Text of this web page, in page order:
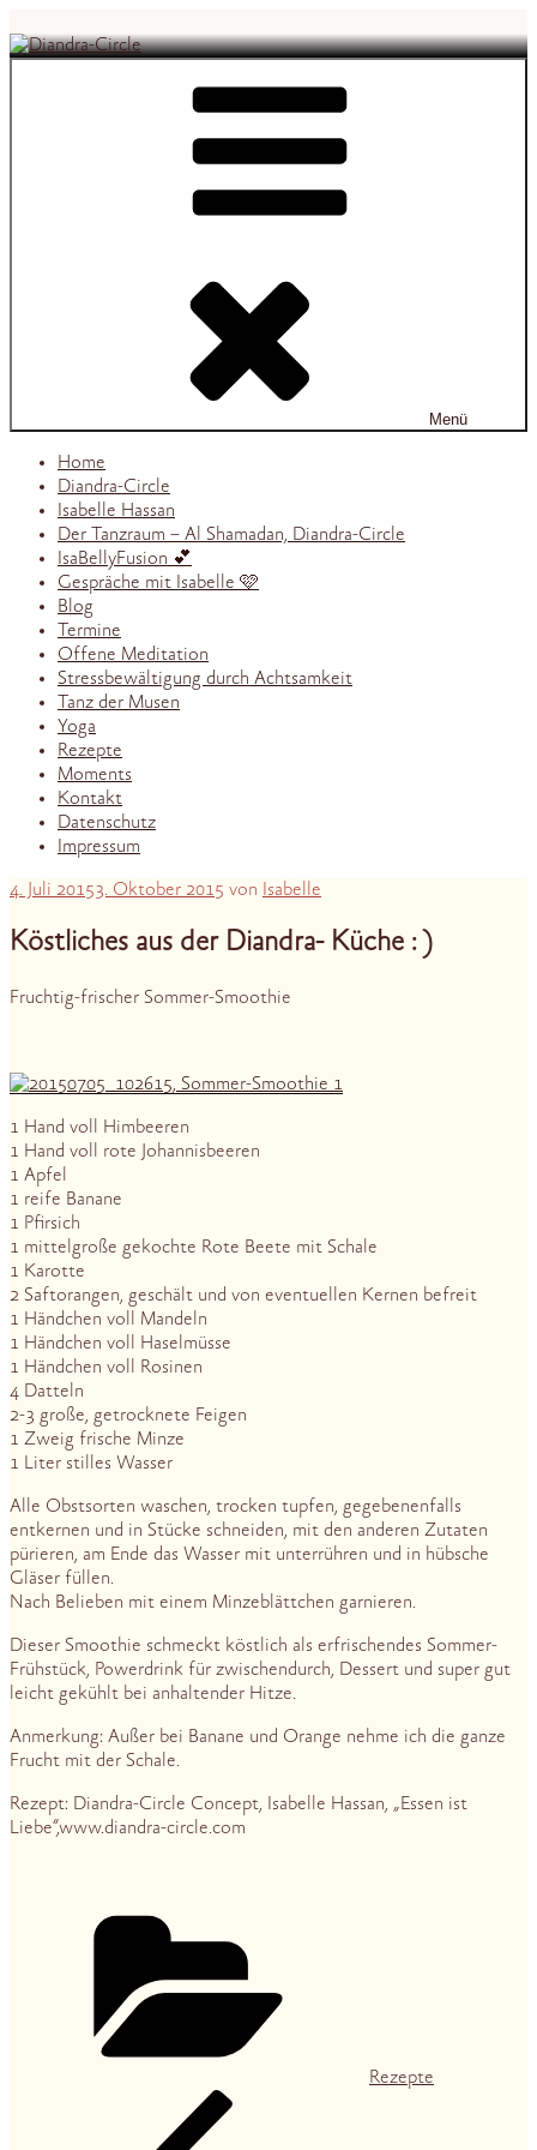
Inhalt
Menü
Home
Diandra-Circle
Isabelle Hassan
Der Tanzraum – Al Shamadan, Diandra-Circle
IsaBellyFusion 💕
Gespräche mit Isabelle 🩷
Blog
Termine
Offene Meditation
Stressbewältigung durch Achtsamkeit
Tanz der Musen
Yoga
Rezepte
Moments
Kontakt
Datenschutz
Impressum
Veröffentlicht
4. Juli 20153. Oktober 2015 von Isabelle
Köstliches aus der Diandra- Küche : )
Fruchtig-frischer Sommer-Smoothie
1 Hand voll Himbeeren
1 Hand voll rote Johannisbeeren
1 Apfel
1 reife Banane
1 Pfirsich
1 mittelgroße gekochte Rote Beete mit Schale
1 Karotte
2 Saftorangen, geschält und von eventuellen Kernen befreit
1 Händchen voll Mandeln
1 Händchen voll Haselmüsse
1 Händchen voll Rosinen
4 Datteln
2-3 große, getrocknete Feigen
1 Zweig frische Minze
1 Liter stilles Wasser
Alle Obstsorten waschen, trocken tupfen, gegebenenfalls
entkernen und in Stücke schneiden, mit den anderen Zutaten
pürieren, am Ende das Wasser mit unterrühren und in hübsche
Gläser füllen.
Nach Belieben mit einem Minzeblättchen garnieren.
Dieser Smoothie schmeckt köstlich als erfrischendes Sommer-
Frühstück, Powerdrink für zwischendurch, Dessert und super gut
leicht gekühlt bei anhaltender Hitze.
Anmerkung: Außer bei Banane und Orange nehme ich die ganze
Frucht mit der Schale.
Rezept: Diandra-Circle Concept, Isabelle Hassan, „Essen ist
Liebe“,www.diandra-circle.com
Rezepte
Beitragsnavigation